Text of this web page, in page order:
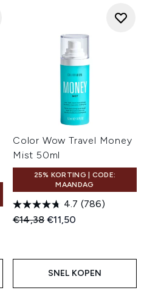
Color Wow Travel Money
Mist 50ml
25% KORTING | CODE:
MAANDAG
4.7 (786)
Recommended Retail Price:
€14,38Huidige prijs:
€11,50
SNEL KOPEN